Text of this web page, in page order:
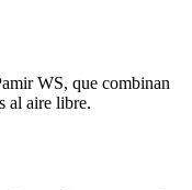
WS, que combinan
al aire libre.